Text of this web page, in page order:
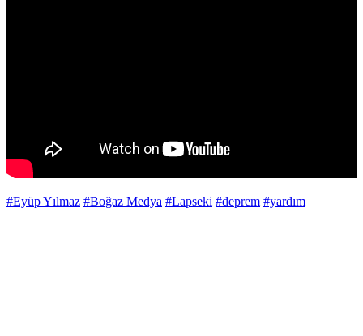
#Eyüp Yılmaz #Boğaz Medya #Lapseki #deprem #yardım